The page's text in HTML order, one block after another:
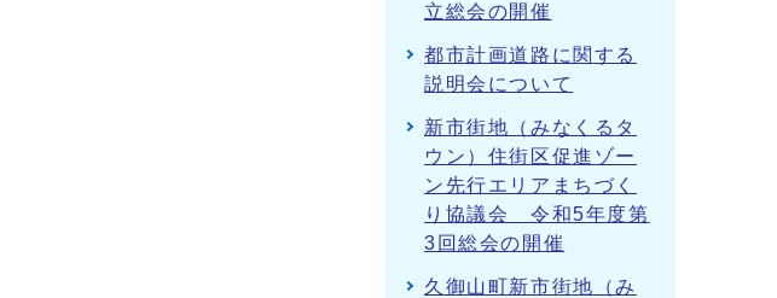
立総会の開催
都市計画道路に関する
説明会について
新市街地（みなくるタ
ウン）住街区促進ゾー
ン先行エリアまちづく
り協議会 令和5年度第
3回総会の開催
久御山町新市街地（み